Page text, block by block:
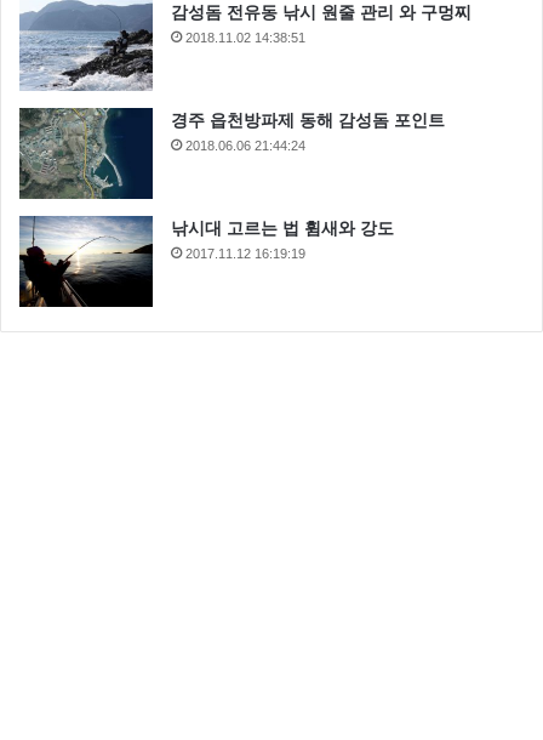
감성돔 전유동 낚시 원줄 관리 와 구멍찌
2018.11.02 14:38:51
경주 읍천방파제 동해 감성돔 포인트
2018.06.06 21:44:24
낚시대 고르는 법 휨새와 강도
2017.11.12 16:19:19